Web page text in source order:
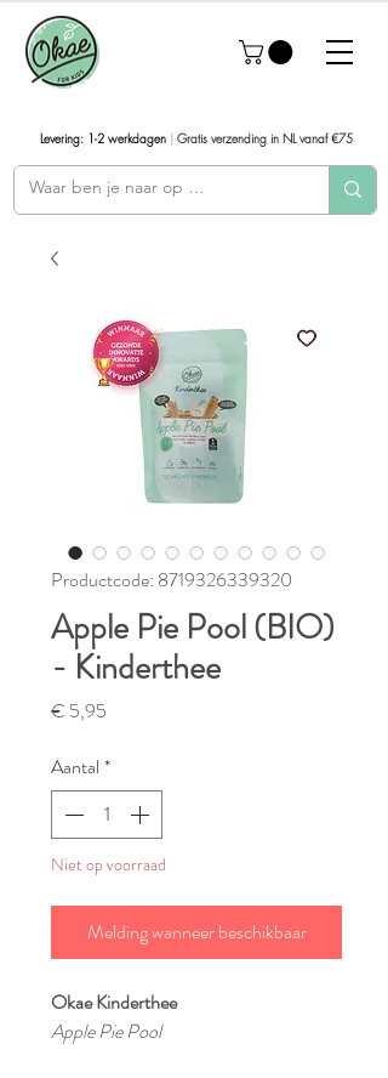
Levering: 1-2 werkdagen | Gratis verzending in NL vanaf €75
Productcode: 8719326339320
Apple Pie Pool (BIO)
- Kinderthee
€ 5,95
Aantal *
Niet op voorraad
Melding wanneer beschikbaar
Okae Kinderthee
Apple Pie Pool